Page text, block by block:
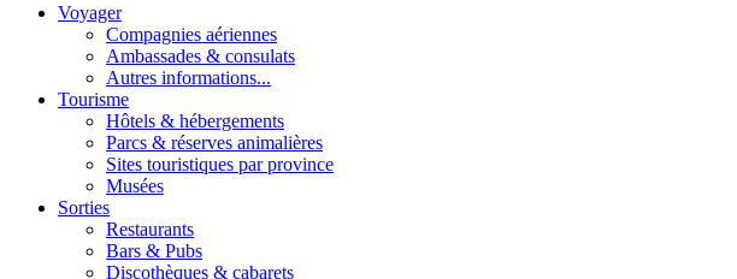
Voyager
Compagnies aériennes
Ambassades & consulats
Autres informations...
Tourisme
Hôtels & hébergements
Parcs & réserves animalières
Sites touristiques par province
Musées
Sorties
Restaurants
Bars & Pubs
Discothèques & cabarets